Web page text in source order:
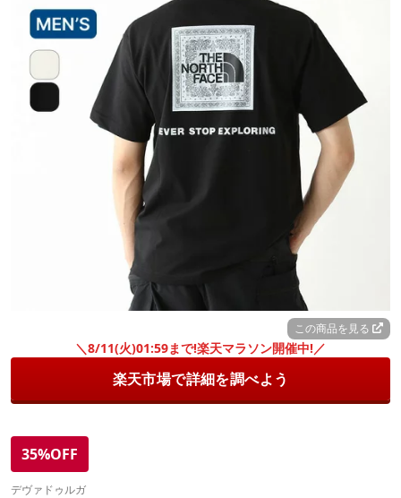
この商品を見る
＼8/11(火)01:59まで!楽天マラソン開催中!／
楽天市場で詳細を調べよう
35%OFF
デヴァドゥルガ